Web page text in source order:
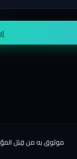
موثوق به من قِبَل